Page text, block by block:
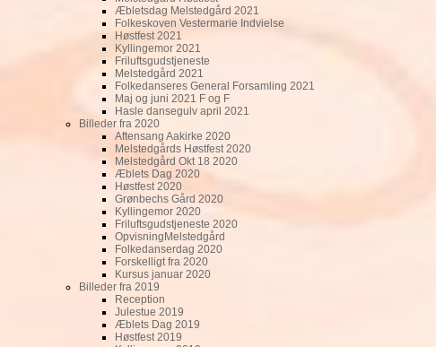
Æbletsdag Melstedgård 2021
Folkeskoven Vestermarie Indvielse
Høstfest 2021
Kyllingemor 2021
Friluftsgudstjeneste
Melstedgård 2021
Folkedanseres General Forsamling 2021
Maj og juni 2021 F og F
Hasle dansegulv april 2021
Billeder fra 2020
Aftensang Aakirke 2020
Melstedgårds Høstfest 2020
Melstedgård Okt 18 2020
Æblets Dag 2020
Høstfest 2020
Grønbechs Gård 2020
Kyllingemor 2020
Friluftsgudstjeneste 2020
OpvisningMelstedgård
Folkedanserdag 2020
Forskelligt fra 2020
Kursus januar 2020
Billeder fra 2019
Reception
Julestue 2019
Æblets Dag 2019
Høstfest 2019